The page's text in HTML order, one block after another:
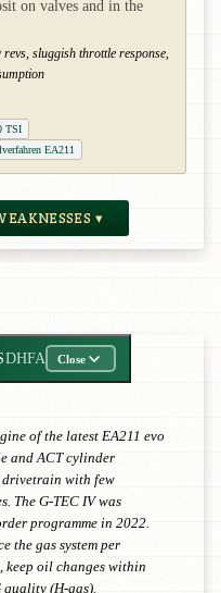
on valves and in the
sluggish throttle response,
TSI
EA211
▾
DHFA Close
of the latest EA211 evo
and ACT cylinder
with few
The G-TEC IV was
programme in 2022.
the gas system per
oil changes within
quality (H-gas).